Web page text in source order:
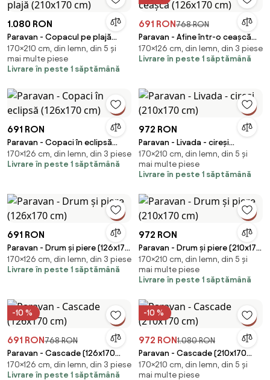
1.080 RON
Paravan - Copacul pe plajă
(210x170 cm)
170×210 cm, din lemn, din 5 și
mai multe piese
Livrare în peste 1 săptămână
691 RON768 RON
Paravan - Afine într-o ceașcă
(126x170 cm)
170×126 cm, din lemn, din 3 piese
Livrare în peste 1 săptămână
691 RON
Paravan - Copaci în eclipsă
(126x170 cm)
170×126 cm, din lemn, din 3 piese
Livrare în peste 1 săptămână
972 RON
Paravan - Livada - cireși
(210x170 cm)
170×210 cm, din lemn, din 5 și
mai multe piese
Livrare în peste 1 săptămână
691 RON
Paravan - Drum și piere (126x170
cm)
170×126 cm, din lemn, din 3 piese
Livrare în peste 1 săptămână
972 RON
Paravan - Drum și piere (210x170
cm)
170×210 cm, din lemn, din 5 și
mai multe piese
Livrare în peste 1 săptămână
-10 %
691 RON768 RON
Paravan - Cascade (126x170
cm)
170×126 cm, din lemn, din 3 piese
Livrare în peste 1 săptămână
-10 %
972 RON1.080 RON
Paravan - Cascade (210x170
cm)
170×210 cm, din lemn, din 5 și
mai multe piese